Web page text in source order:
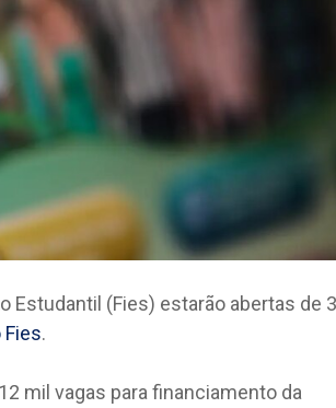
Estudantil (Fies) estarão abertas de 3
Fies.
mil vagas para financiamento da